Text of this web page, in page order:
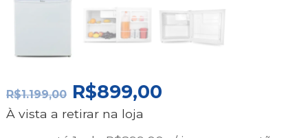
R$1.199,00 O
PREÇO
ORIGINAL
R$899,00O
À vista a retirar na loja